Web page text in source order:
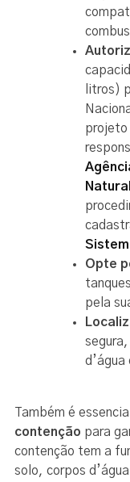
litros)
projeto
Opte
pela
Também é
contenção para
contenção tem a
solo, corpos